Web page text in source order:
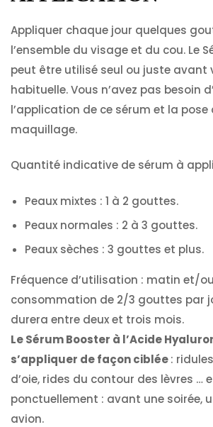
Appliquer chaque jour quelques
l’ensemble du visage et du cou. Le
peut être utilisé seul ou juste avant
habituelle. Vous n’avez pas besoin
l’application de ce sérum et la pose
maquillage.
Quantité indicative de sérum à
Peaux mixtes : 1 à 2 gouttes.
Peaux normales : 2 à 3 gouttes.
Peaux sèches : 3 gouttes et plus.
Fréquence d’utilisation : matin et/
consommation de 2/3 gouttes par
durera entre deux et trois mois.
Le Sérum Booster à l’Acide
s’appliquer de façon ciblée:
d’oie, rides du contour des lèvres …
ponctuellement : avant une soirée,
avion.